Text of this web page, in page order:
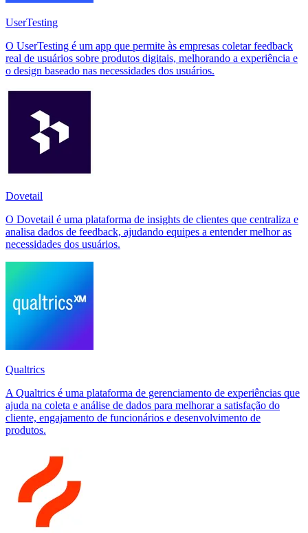
UserTesting
O UserTesting é um app que permite às empresas coletar feedback
real de usuários sobre produtos digitais, melhorando a experiência e
o design baseado nas necessidades dos usuários.
Dovetail
O Dovetail é uma plataforma de insights de clientes que centraliza e
analisa dados de feedback, ajudando equipes a entender melhor as
necessidades dos usuários.
Qualtrics
A Qualtrics é uma plataforma de gerenciamento de experiências que
ajuda na coleta e análise de dados para melhorar a satisfação do
cliente, engajamento de funcionários e desenvolvimento de
produtos.